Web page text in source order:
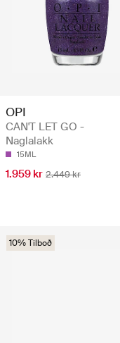
OPI
CAN'T LET GO -
Naglalakk
15ML
1.959 kr 2.449 kr
10% Tilboð